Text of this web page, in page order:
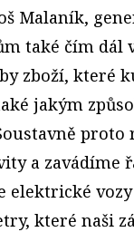
Malaník,
také čím dál
zboží, které
jakým
proto
a zavádíme
elektrické
které naši